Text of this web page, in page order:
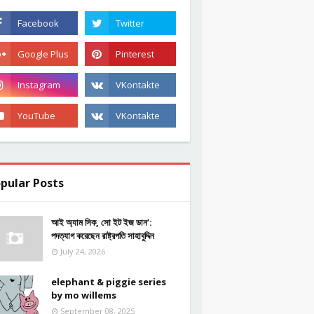
Posts
আই অ্যাম সিক, সো ইট ইজ ডান’:
পদত্যাগ করেছেন রাষ্ট্রপতি সাহাবুদ্দিন
July 24, 2026
elephant & piggie series
by mo willems
September 08, 2025